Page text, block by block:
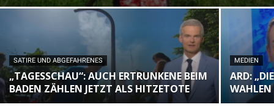
SATIRE UND ABGEFAHRENES
„TAGESSCHAU“: AUCH ERTRUNKENE BEIM
BADEN ZÄHLEN JETZT ALS HITZETOTE
MEDIEN
ARD: